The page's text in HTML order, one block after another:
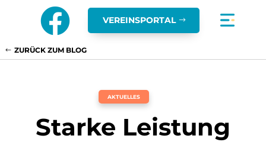
 VEREINSPORTAL
ZURÜCK ZUM BLOG
AKTUELLES
Starke Leistung